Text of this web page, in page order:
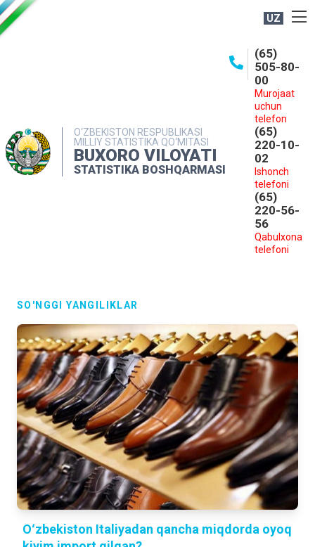
UZ
O‘ZBEKISTON RESPUBLIKASI
MILLIY STATISTIKA QO‘MITASI
BUXORO VILOYATI
STATISTIKA BOSHQARMASI
(65)
505-80-
00
Murojaat
uchun
telefon
(65)
220-10-
02
Ishonch
telefoni
(65)
220-56-
56
Qabulxona
telefoni
MATBUOT XIZMATI
MUROJAATLAR
SO'NGGI YANGILIKLAR
Oʻzbekiston Italiyadan qancha miqdorda oyoq